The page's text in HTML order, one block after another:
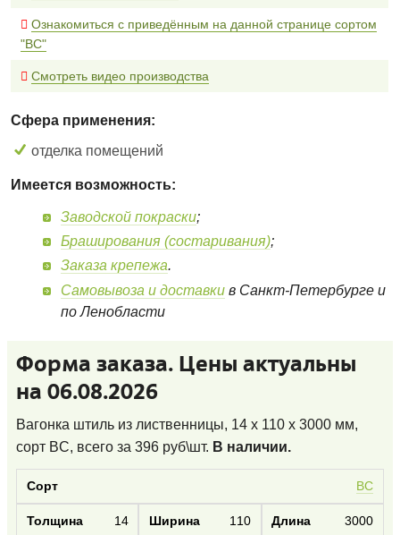
Ознакомиться с приведённым на данной странице сортом
"BC"
Смотреть видео производства
Сфера применения:
отделка помещений
Имеется возможность:
Заводской покраски;
Браширования (состаривания);
Заказа крепежа.
Самовывоза и доставки в Санкт-Петербурге и
по Ленобласти
Форма заказа. Цены актуальны
на 06.08.2026
Вагонка штиль из лиственницы, 14 x 110 x 3000 мм,
сорт BC, всего за 396 руб\шт. В наличии.
BC
14 110 3000